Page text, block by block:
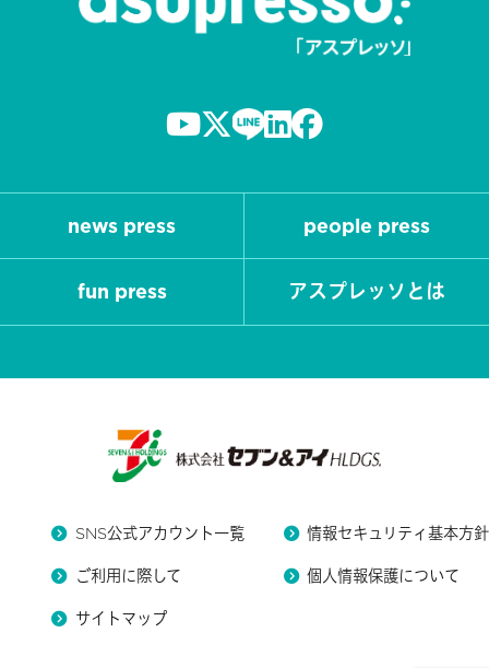
news press people press
fun press アスプレッソとは
SNS公式アカウント一覧 情報セキュリティ基本方針
ご利用に際して 個人情報保護について
サイトマップ